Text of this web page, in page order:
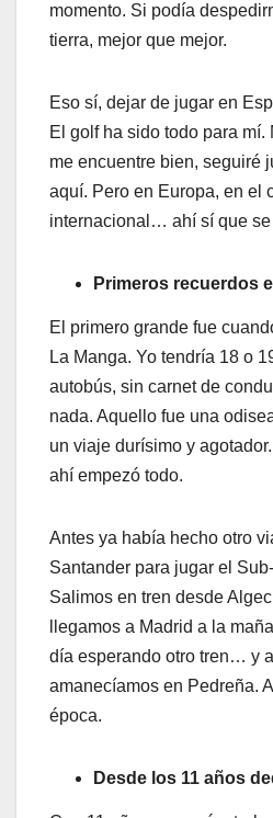
momento. Si podía
tierra, mejor que mejor.
Eso sí, dejar de jugar en
El golf ha sido todo para mí.
me encuentre bien, seguiré
aquí. Pero en Europa, en el
internacional… ahí sí que se
Primeros recuerdos
El primero grande fue
La Manga. Yo tendría 18 o
autobús, sin carnet de
nada. Aquello fue una
un viaje durísimo y
ahí empezó todo.
Antes ya había hecho otro
Santander para jugar el
Salimos en tren desde
llegamos a Madrid a la
día esperando otro tren… y
amanecíamos en Pedreña.
época.
Desde los 11 años